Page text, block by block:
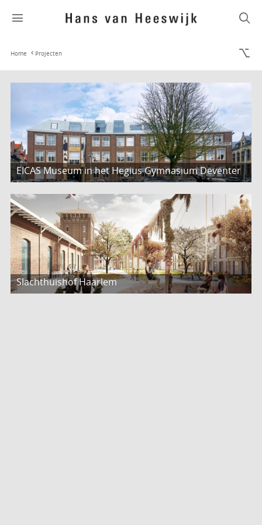
Home Projecten
EICAS Museum in het Hegius Gymnasium Deventer
Slachthuishof Haarlem